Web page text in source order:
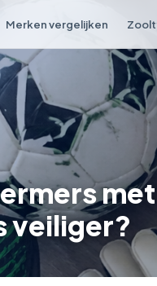
Merken vergelijken
veiliger?